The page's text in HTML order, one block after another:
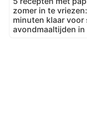
zomer in te
minuten klaar voor
avondmaaltijden